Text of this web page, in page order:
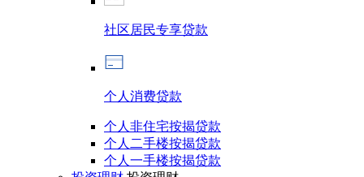
社区居民专享贷款
个人消费贷款
个人非住宅按揭贷款
个人二手楼按揭贷款
个人一手楼按揭贷款